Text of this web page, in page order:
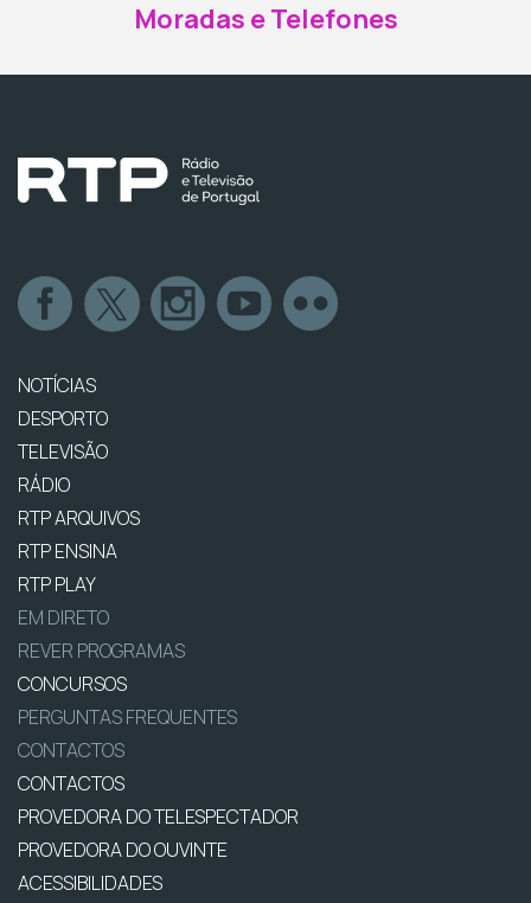
Moradas e Telefones
NOTÍCIAS
DESPORTO
TELEVISÃO
RÁDIO
RTP ARQUIVOS
RTP ENSINA
RTP PLAY
EM DIRETO
REVER PROGRAMAS
CONCURSOS
PERGUNTAS FREQUENTES
CONTACTOS
CONTACTOS
PROVEDORA DO TELESPECTADOR
PROVEDORA DO OUVINTE
ACESSIBILIDADES